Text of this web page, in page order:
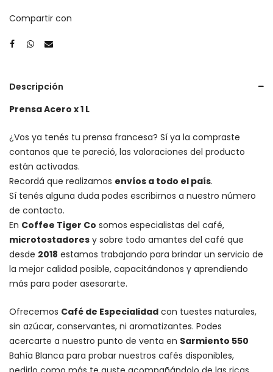
L
cantidad
Compartir con
Descripción
Prensa Acero x 1 L
¿Vos ya tenés tu prensa francesa? Sí ya la compraste
contanos que te pareció, las valoraciones del producto
están activadas.
Recordá que realizamos envíos a todo el país.
Sí tenés alguna duda podes escribirnos a nuestro número
de contacto.
En Coffee Tiger Co somos especialistas del café,
microtostadores y sobre todo amantes del café que
desde 2018 estamos trabajando para brindar un servicio de
la mejor calidad posible, capacitándonos y aprendiendo
más para poder asesorarte.
Ofrecemos Café de Especialidad con tuestes naturales,
sin azúcar, conservantes, ni aromatizantes. Podes
acercarte a nuestro punto de venta en Sarmiento 550
Bahía Blanca para probar nuestros cafés disponibles,